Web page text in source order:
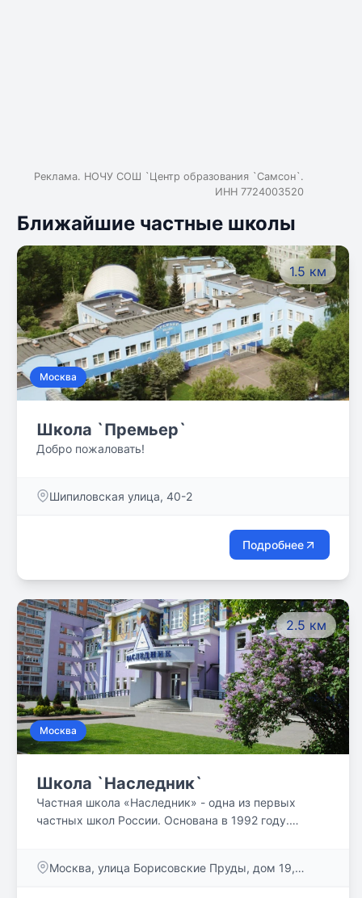
Реклама. НОЧУ СОШ `Центр образования `Самсон`.
ИНН 7724003520
Ближайшие частные школы
1.5 км
Москва
Школа `Премьер`
Добро пожаловать!
Шипиловская улица, 40-2
Подробнее
2.5 км
Москва
Школа `Наследник`
Частная школа «Наследник» - одна из первых
частных школ России. Основана в 1992 году.
инновационные технологии. Много лет «Наследник»
Москва, улица Борисовские Пруды, дом 19,